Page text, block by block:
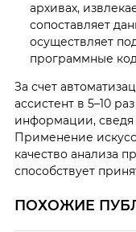
архивах,
сопоставляет
осуществляет
программные
За счет
ассистент в 5–10
информации, сведя
Применение
качество анализа
способствует
ПОХОЖИЕ